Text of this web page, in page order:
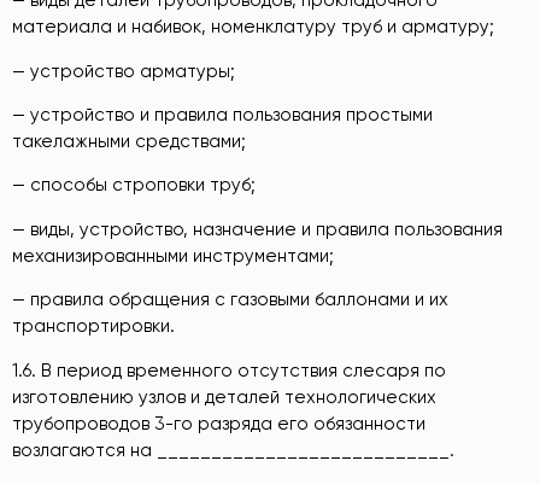
материала и набивок, номенклатуру труб и арматуру;
— устройство арматуры;
— устройство и правила пользования простыми
такелажными средствами;
— способы строповки труб;
— виды, устройство, назначение и правила пользования
механизированными инструментами;
— правила обращения с газовыми баллонами и их
транспортировки.
1.6. В период временного отсутствия слесаря по
изготовлению узлов и деталей технологических
трубопроводов 3-го разряда его обязанности
возлагаются на ___________________________.